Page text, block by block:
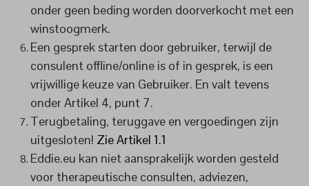
onder geen beding worden doorverkocht met een
winstoogmerk.
Een gesprek starten door gebruiker, terwijl de
consulent offline/online is of in gesprek, is een
vrijwillige keuze van Gebruiker. En valt tevens
onder Artikel 4, punt 7.
Terugbetaling, teruggave en vergoedingen zijn
uitgesloten! Zie Artikel 1.1
Eddie.eu kan niet aansprakelijk worden gesteld
voor therapeutische consulten, adviezen,